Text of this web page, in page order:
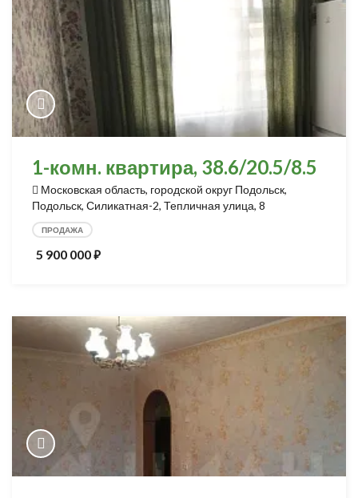
1-комн. квартира, 38.6/20.5/8.5
Московская область, городской округ Подольск,
Подольск, Силикатная-2, Тепличная улица, 8
ПРОДАЖА
5 900 000⃏